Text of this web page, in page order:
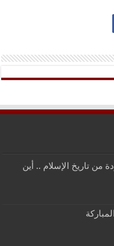
مفقودة من تاريخ الإسلام .. أين